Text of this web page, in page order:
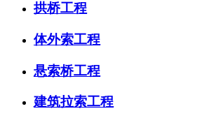
拱桥工程
体外索工程
悬索桥工程
建筑拉索工程